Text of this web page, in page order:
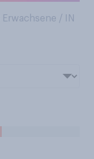
Erwachsene / IN